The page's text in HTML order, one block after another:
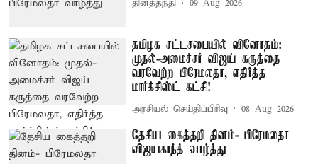
தினத்தந்தி 09 Aug 2026
தமிழக சட்டசபையில் வினோதம்:
முதல்-அமைச்சர் விஜய் கருத்தை
வரவேற்ற பிரேமலதா, எதிர்த்த
மார்க்சிஸ்ட் கட்சி!
அரசியல் செய்திப்பிரிவு 08 Aug 2026
தேசிய கைத்தறி தினம்- பிரேமலதா
விஜயகாந்த் வாழ்த்து